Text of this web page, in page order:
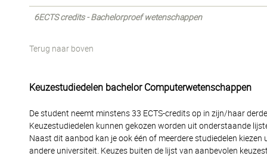
6ECTS credits - Bachelorproef wetenschappen
Terug naar boven
Keuzestudiedelen bachelor Computerwetenschappen
De student neemt minstens 33 ECTS-credits op in zijn/haar
Keuzestudiedelen kunnen gekozen worden uit onderstaande
Naast dit aanbod kan je ook één of meerdere studiedelen
andere universiteit. Keuzes buiten de lijst van aanbevolen